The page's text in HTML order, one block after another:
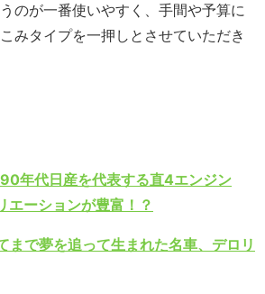
のが一番使いやすく、手間や予算に
みタイプを一押しとさせていただき
年代日産を代表する直4エンジン
エーションが豊富！？
まで夢を追って生まれた名車、デロリ